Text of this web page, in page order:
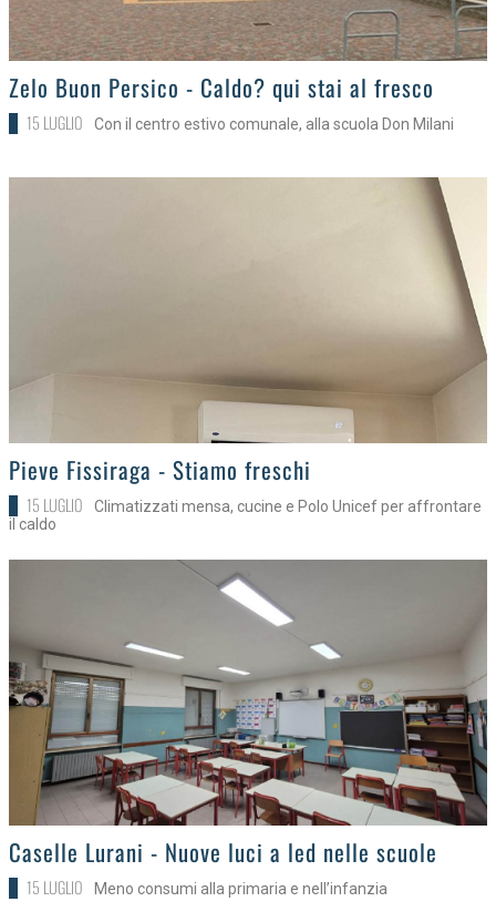
>
Zelo Buon Persico - Caldo? qui stai al fresco
15 LUGLIO Con il centro estivo comunale, alla scuola Don Milani
>
Pieve Fissiraga - Stiamo freschi
15 LUGLIO
Climatizzati mensa, cucine e Polo Unicef per affrontare
il caldo
>
Caselle Lurani - Nuove luci a led nelle scuole
15 LUGLIO Meno consumi alla primaria e nell’infanzia